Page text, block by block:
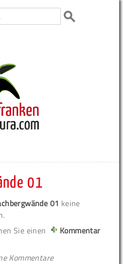
01
01 keine
Sie einen
Kommentar
Kommentare